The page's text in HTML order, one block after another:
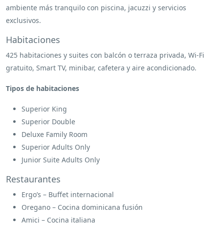
ambiente más tranquilo con piscina, jacuzzi y servicios
exclusivos.
Habitaciones
425 habitaciones y suites con balcón o terraza privada, Wi-Fi
gratuito, Smart TV, minibar, cafetera y aire acondicionado.
Tipos de habitaciones
Superior King
Superior Double
Deluxe Family Room
Superior Adults Only
Junior Suite Adults Only
Restaurantes
Ergo’s – Buffet internacional
Oregano – Cocina dominicana fusión
Amici – Cocina italiana